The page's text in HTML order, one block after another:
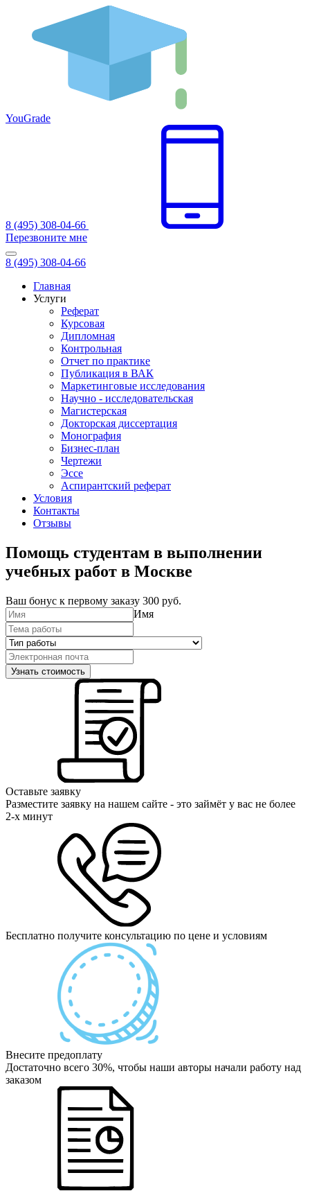
YouGrade
8 (495) 308-04-66
Перезвоните мне
8 (495) 308-04-66
Главная
Услуги
Реферат
Курсовая
Дипломная
Контрольная
Отчет по практике
Публикация в ВАК
Маркетинговые исследования
Научно - исследовательская
Магистерская
Докторская диссертация
Монография
Бизнес-план
Чертежи
Эссе
Аспирантский реферат
Условия
Контакты
Отзывы
Помощь студентам в выполнении
учебных работ в Москве
Ваш бонус к первому заказу 300 руб.
Имя
Оставьте заявку
Разместите заявку на нашем сайте - это займёт у вас не более
2-х минут
Бесплатно получите консультацию по цене и условиям
Внесите предоплату
Достаточно всего 30%, чтобы наши авторы начали работу над
заказом